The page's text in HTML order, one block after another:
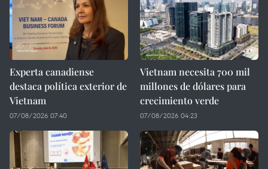
Experta canadiense
destaca política exterior de
Vietnam
07/08/2026 07:40
Vietnam necesita 700 mil
millones de dólares para
crecimiento verde
07/08/2026 04:23